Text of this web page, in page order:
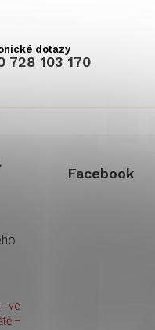
728 103 170
ve
–
Facebook